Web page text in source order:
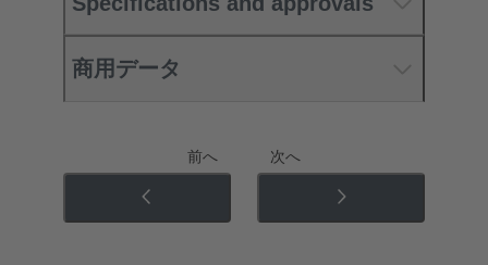
商用データ
前へ 次へ